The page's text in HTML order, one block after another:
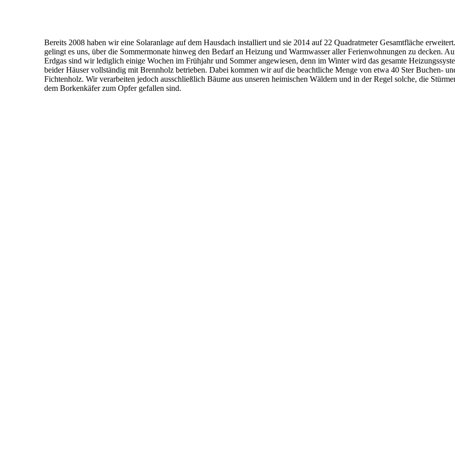
Bereits 2008 haben wir eine Solaranlage auf dem Hausdach installiert und sie 2014 auf 22 Quadratmeter Gesamtfläche
gelingt es uns, über die Sommermonate hinweg den Bedarf an Heizung und Warmwasser aller Ferienwohnungen zu decken.
Erdgas sind wir lediglich einige Wochen im Frühjahr und Sommer angewiesen, denn im Winter wird das gesamte
beider Häuser vollständig mit Brennholz betrieben. Dabei kommen wir auf die beachtliche Menge von etwa 40 Ster Buchen-
Fichtenholz. Wir verarbeiten jedoch ausschließlich Bäume aus unseren heimischen Wäldern und in der Regel solche, die
dem Borkenkäfer zum Opfer gefallen sind.